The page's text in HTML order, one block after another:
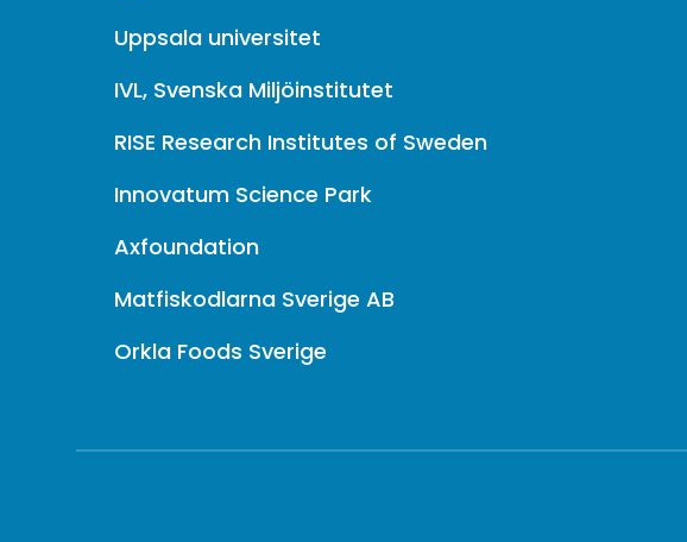
Uppsala universitet
IVL, Svenska Miljöinstitutet
RISE Research Institutes of Sweden
Innovatum Science Park
Axfoundation
Matfiskodlarna Sverige AB
Orkla Foods Sverige